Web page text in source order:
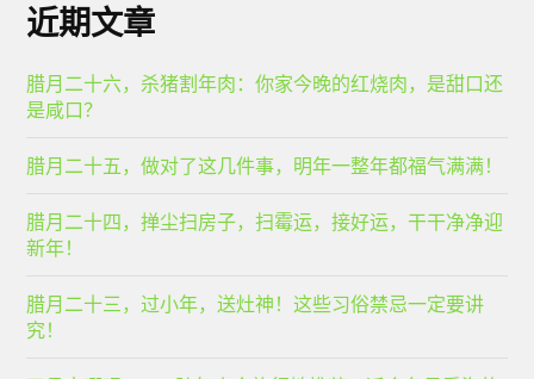
近期文章
腊月二十六，杀猪割年肉：你家今晚的红烧肉，是甜口还
是咸口？
腊月二十五，做对了这几件事，明年一整年都福气满满！
腊月二十四，掸尘扫房子，扫霉运，接好运，干干净净迎
新年！
腊月二十三，过小年，送灶神！这些习俗禁忌一定要讲
究！